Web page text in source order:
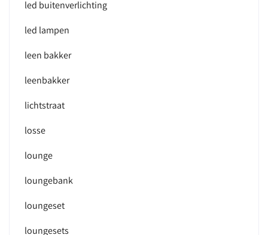
led buitenverlichting
led lampen
leen bakker
leenbakker
lichtstraat
losse
lounge
loungebank
loungeset
loungesets